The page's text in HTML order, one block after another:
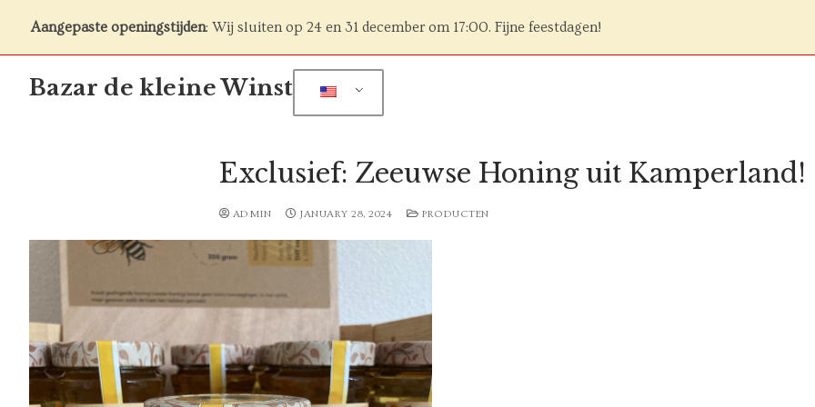
Aangepaste openingstijden: Wij sluiten op 24 en 31 december om 17:00. Fijne feestdagen!
Bazar de kleine Winst
Exclusief: Zeeuwse Honing uit Kamperland!
ADMIN JANUARY 28, 2024 PRODUCTEN